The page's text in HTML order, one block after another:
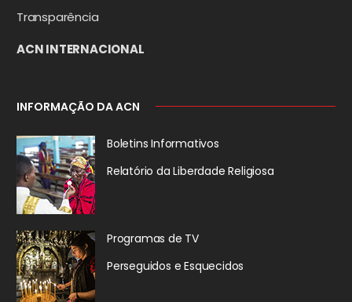
Transparência
ACN INTERNACIONAL
INFORMAÇÃO DA ACN
Boletins Informativos
Relatório da Liberdade Religiosa
Programas de TV
Perseguidos e Esquecidos